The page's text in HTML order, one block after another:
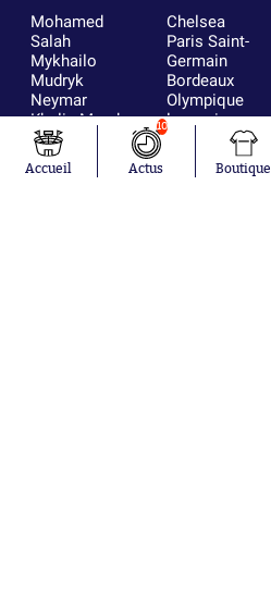
Mohamed
Salah
Mykhailo
Mudryk
Neymar
Khalis Merah
Loïs Openda
Moussa
Niakhaté
Chelsea
Paris Saint-
Germain
Bordeaux
Olympique
lyonnais
FIFA
Real Madrid
RC Strasbourg
Accueil
10
Actus Boutique